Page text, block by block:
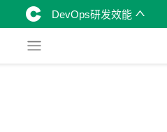
DevOps研发效能